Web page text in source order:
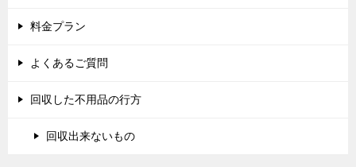
料金プラン
よくあるご質問
回収した不用品の行方
回収出来ないもの